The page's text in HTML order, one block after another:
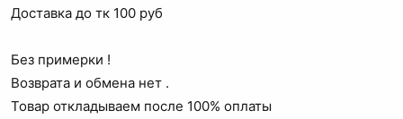
Доставка до тк 100 руб
Без примерки !
Возврата и обмена нет .
Товар откладываем после 100% оплаты